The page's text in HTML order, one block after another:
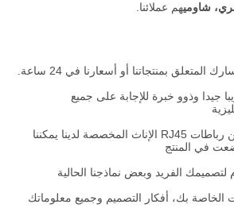
شاوميهم عملائنا.
جيدا وذوو خبرة للإجابة على جميع
3) OEM و ODM، أي من رباطات RJ45 الإناث المخصصة لدينا يمكننا
في المنتج
الخاصة بك، أفكار التصميم وجميع معلوماتك